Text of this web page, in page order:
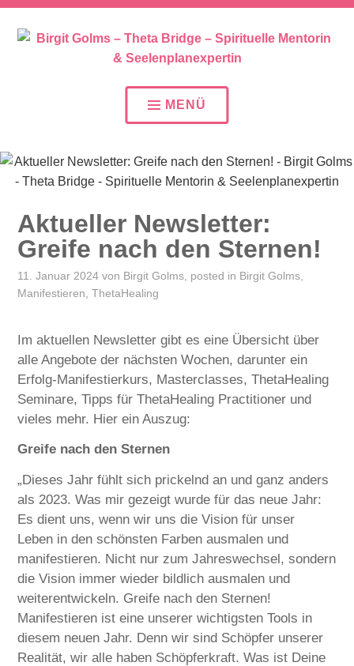
BIRGIT GOLMS – THETA
BRIDGE – SPIRITUELLE
MENTORIN &
SEELENPLANEXPERTIN
MENÜ
Aktueller Newsletter:
Greife nach den Sternen!
11. Januar 2024 von Birgit Golms , posted in Birgit Golms
Manifestieren ,ThetaHealing
Im aktuellen Newsletter gibt es eine Übersicht über
alle Angebote der nächsten Wochen, darunter ein
Erfolg-Manifestierkurs, Masterclasses, ThetaHealing
Seminare, Tipps für ThetaHealing Practitioner und
vieles mehr. Hier ein Auszug:
Greife nach den Sternen
„Dieses Jahr fühlt sich prickelnd an und ganz anders
als 2023. Was mir gezeigt wurde für das neue Jahr:
Es dient uns, wenn wir uns die Vision für unser
Leben in den schönsten Farben ausmalen und
manifestieren. Nicht nur zum Jahreswechsel, sondern
die Vision immer wieder bildlich ausmalen und
weiterentwickeln. Greife nach den Sternen!
Manifestieren ist eine unserer wichtigsten Tools in
diesem neuen Jahr. Denn wir sind Schöpfer unserer
Realität, wir alle haben Schöpferkraft. Was ist Deine